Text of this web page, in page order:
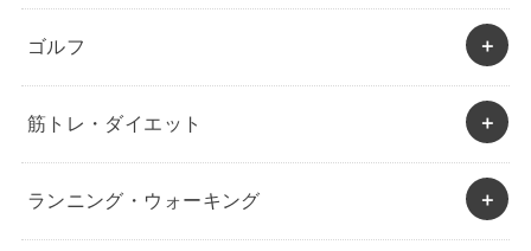
ゴルフ
筋トレ・ダイエット
ランニング・ウォーキング